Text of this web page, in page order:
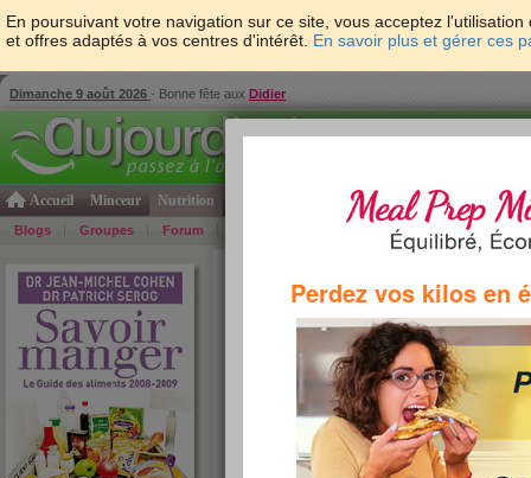
En poursuivant votre navigation sur ce site, vous acceptez
et offres adaptés à vos centres d'intérêt. En savoir plus et gérer ces
Dimanche 9 août 2026 - Bonne fête aux Didier
Accueil Minceur Nutrition Psycho & tests Forme & santé
Blogs Groupes Forum Bons Plans
Perdez vos kilos en